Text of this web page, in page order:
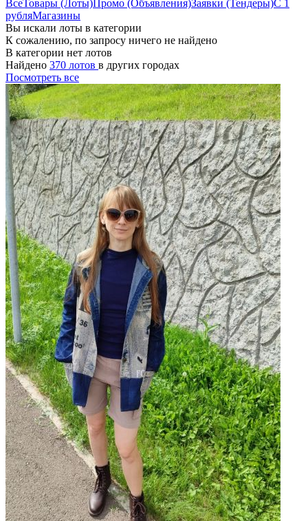
ВсеТовары (Лоты) Промо (Объявления)Заявки (Тендеры)С 1
рубляМагазины
Вы искали лоты в категории
К сожалению, по запросу ничего не найдено
В категории нет лотов
Найдено 370 лотов в других городах
Посмотреть все